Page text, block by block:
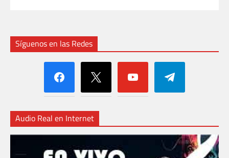
Síguenos en las Redes
facebook x youtube telegram
Audio Real en Internet